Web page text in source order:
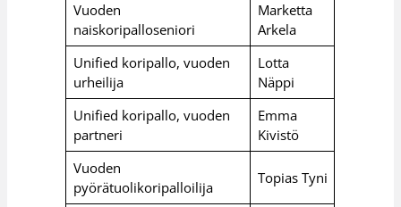
Vuoden
naiskoripalloseniori
Marketta
Arkela
Unified koripallo, vuoden
urheilija
Lotta
Näppi
Unified koripallo, vuoden
partneri
Emma
Kivistö
Vuoden
pyörätuolikoripalloilija
Topias Tyni